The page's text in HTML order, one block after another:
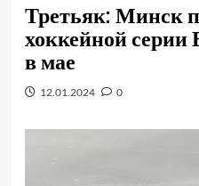
Третьяк: Минск
хоккейной серии
в мае
12.01.2024 0